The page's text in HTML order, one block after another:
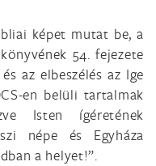
képet mutat be, a
54. fejezete
az elbeszélés az Ige
en belüli tartalmak
Isten ígéretének
népe és Egyháza
a helyet!”.